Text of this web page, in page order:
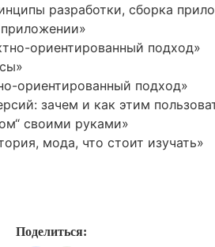
разработки, сборка
ориентированный подход»
ориентированный подход»
зачем и как этим
дом“ своими руками»
мода, что стоит изучать»
Поделиться: